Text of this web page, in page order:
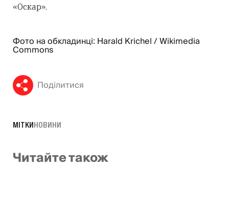
«Оскар».
Фото на обкладинці: Harald Krichel / Wikimedia
Commons
Поділитися
МІТКИНОВИНИ
Читайте також